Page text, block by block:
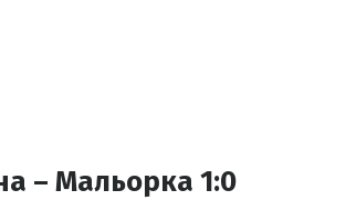
– Мальорка 1:0